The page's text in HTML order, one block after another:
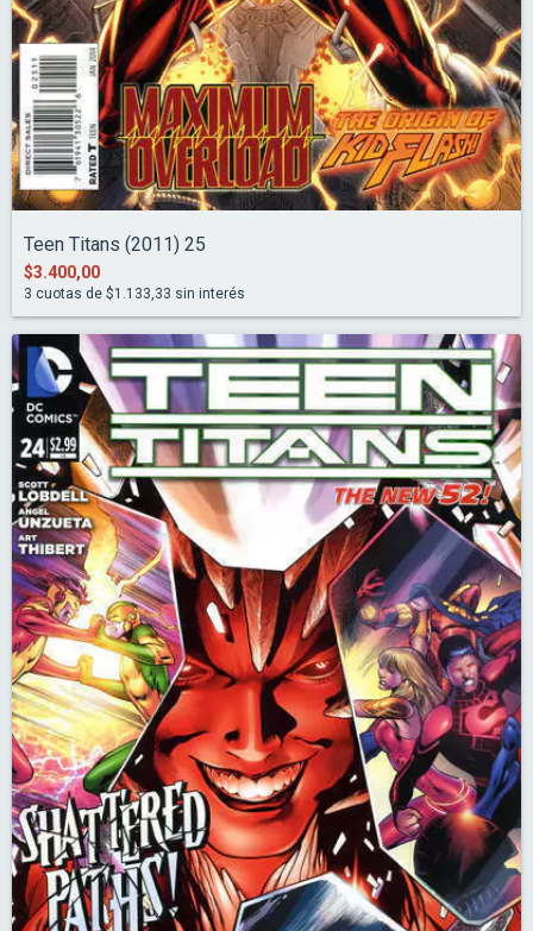
Teen Titans (2011) 25
$3.400,00
3 cuotas de $1.133,33 sin interés